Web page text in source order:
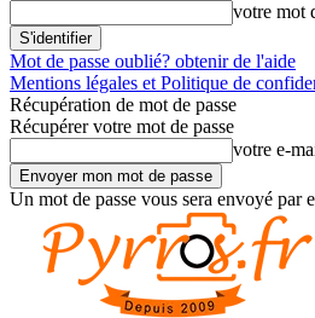
votre mot
Mot de passe oublié? obtenir de l'aide
Mentions légales et Politique de
Récupération de mot de passe
Récupérer votre mot de passe
votre e-
Un mot de passe vous sera envoyé par